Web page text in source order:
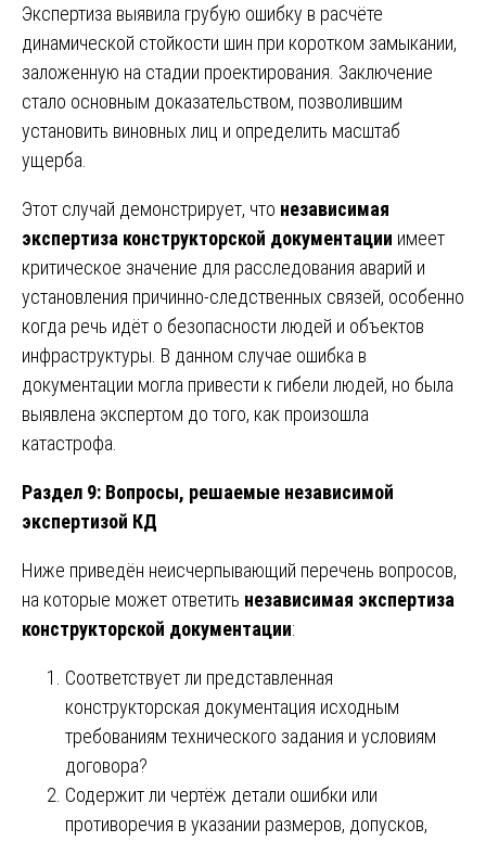
Экспертиза выявила грубую ошибку в расчёте
динамической стойкости шин при коротком замыкании,
заложенную на стадии проектирования. Заключение
стало основным доказательством, позволившим
установить виновных лиц и определить масштаб
ущерба.
Этот случай демонстрирует, что независимая
экспертиза конструкторской документации имеет
критическое значение для расследования аварий и
установления причинно-следственных связей, особенно
когда речь идёт о безопасности людей и объектов
инфраструктуры. В данном случае ошибка в
документации могла привести к гибели людей, но была
выявлена экспертом до того, как произошла
катастрофа.
Раздел 9: Вопросы, решаемые независимой
экспертизой КД
Ниже приведён неисчерпывающий перечень вопросов,
на которые может ответить независимая экспертиза
конструкторской документации:
Соответствует ли представленная
конструкторская документация исходным
требованиям технического задания и условиям
договора?
Содержит ли чертёж детали ошибки или
противоречия в указании размеров, допусков,